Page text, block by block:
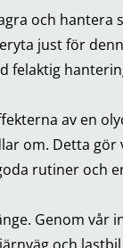
och hantera
just för
felaktig
av en
om. Detta gör
rutiner och
Genom vår